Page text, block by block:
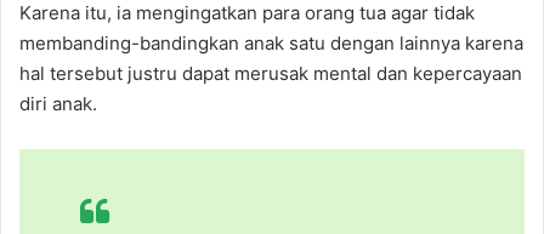
Karena itu, ia mengingatkan para orang tua agar tidak
membanding-bandingkan anak satu dengan lainnya karena
hal tersebut justru dapat merusak mental dan kepercayaan
diri anak.